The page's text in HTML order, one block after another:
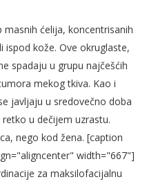
ćelija, koncentrisanih
kože. Ove okruglaste,
spadaju u grupu najčešćih
mekog tkiva. Kao i
javljaju u sredovečno doba
u dečijem uzrastu.
nego kod žena. [caption
width="667"]
za maksilofacijalnu